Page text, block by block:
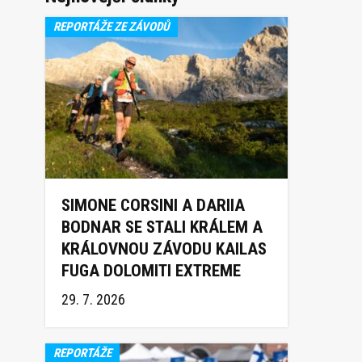
REPORTÁŽE ZE ZÁVODŮ
SIMONE CORSINI A DARIIA
BODNAR SE STALI KRÁLEM A
KRÁLOVNOU ZÁVODU KAILAS
FUGA DOLOMITI EXTREME
TRAIL 2026
29. 7. 2026
REPORTÁŽE